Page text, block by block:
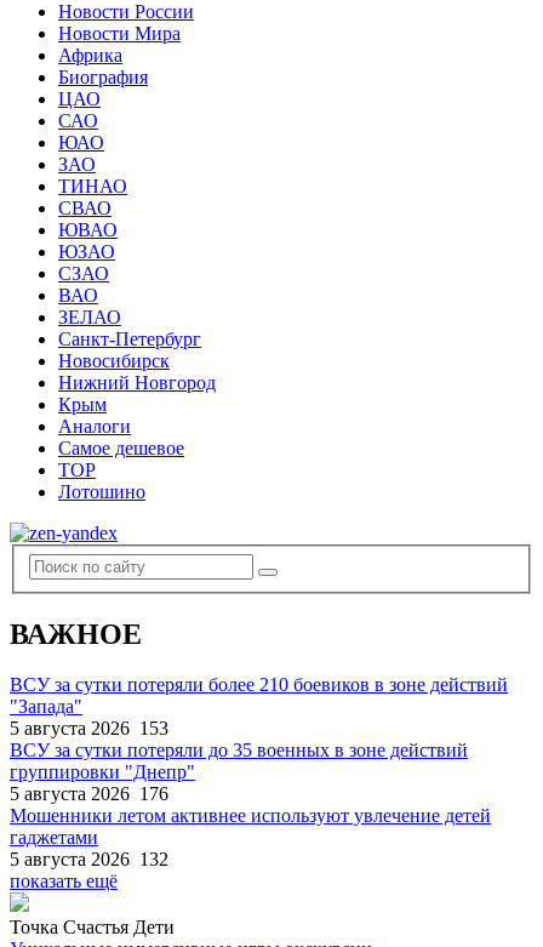
Новости России
Новости Мира
Африка
Биография
ЦАО
САО
ЮАО
ЗАО
ТИНАО
СВАО
ЮВАО
ЮЗАО
СЗАО
ВАО
ЗЕЛАО
Санкт-Петербург
Новосибирск
Нижний Новгород
Крым
Аналоги
Самое дешевое
TOP
Лотошино
ВАЖНОЕ
ВСУ за сутки потеряли более 210 боевиков в зоне действий
"Запада"
5 августа 2026 153
ВСУ за сутки потеряли до 35 военных в зоне действий
группировки "Днепр"
5 августа 2026 176
Мошенники летом активнее используют увлечение детей
гаджетами
5 августа 2026 132
показать ещё
Точка Счастья Дети